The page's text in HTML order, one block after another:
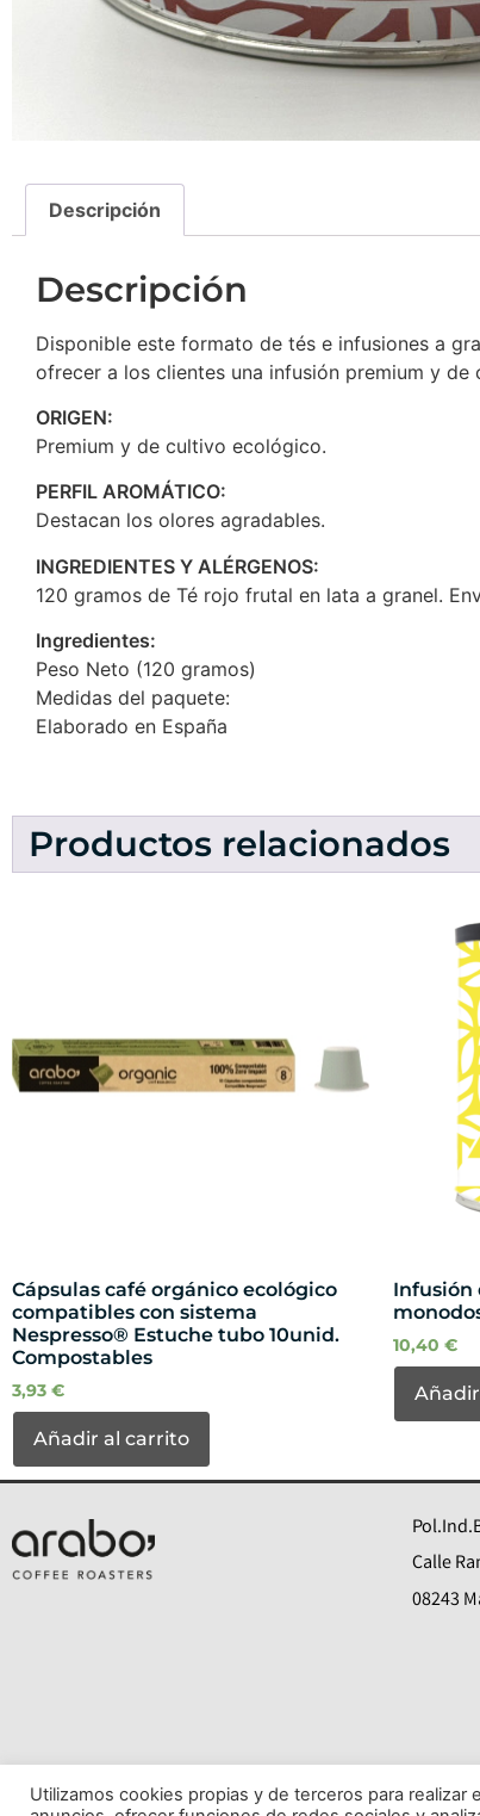
Descripción
Descripción
Disponible este formato de tés e infusiones a
ofrecer a los clientes una infusión premium y de
ORIGEN:
Premium y de cultivo ecológico.
PERFIL AROMÁTICO:
Destacan los olores agradables.
INGREDIENTES Y ALÉRGENOS:
120 gramos de Té rojo frutal en lata a granel.
Ingredientes:
Peso Neto (120 gramos)
Medidas del paquete:
Elaborado en España
Productos relacionados
Cápsulas café orgánico ecológico
compatibles con sistema
Nespresso® Estuche tubo 10unid.
Compostables
3,93 €
Añadir al carrito
Infusión
10,40 €
Calle
08243
Utilizamos cookies propias y de terceros para